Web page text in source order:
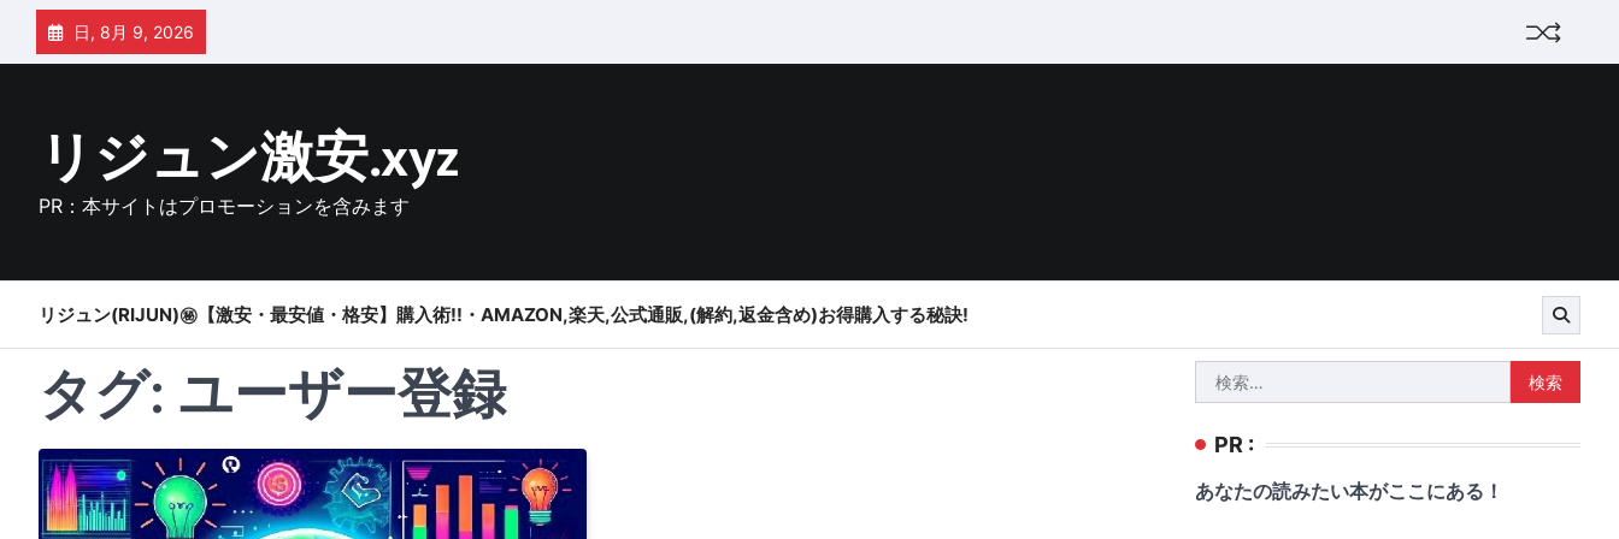
Skip
content
日, 8月 9, 2026
リジュン激安.xyz
PR：本サイトはプロモーションを含みます
リジュン(RIJUN)㊙【激安・最安値・格安】購入術!!・AMAZON,楽天,公式通販,(解約,返金含め)お得購入する秘訣!
タグ: ユーザー登録
索:
PR :
あなたの読みたい本がここにある！